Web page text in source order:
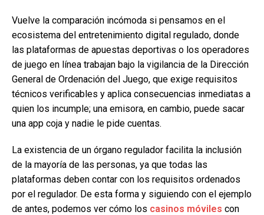
Vuelve la comparación incómoda si pensamos en el
ecosistema del entretenimiento digital regulado, donde
las plataformas de apuestas deportivas o los operadores
de juego en línea trabajan bajo la vigilancia de la Dirección
General de Ordenación del Juego, que exige requisitos
técnicos verificables y aplica consecuencias inmediatas a
quien los incumple; una emisora, en cambio, puede sacar
una app coja y nadie le pide cuentas.
La existencia de un órgano regulador facilita la inclusión
de la mayoría de las personas, ya que todas las
plataformas deben contar con los requisitos ordenados
por el regulador. De esta forma y siguiendo con el ejemplo
de antes, podemos ver cómo los casinos móviles con